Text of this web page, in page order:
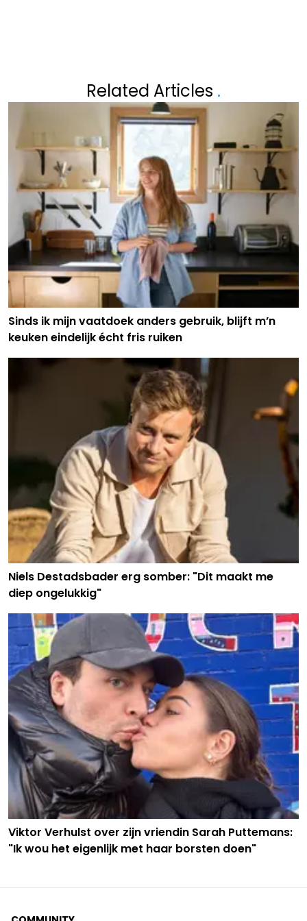
Related Articles .
Sinds ik mijn vaatdoek anders gebruik, blijft m’n
keuken eindelijk écht fris ruiken
Niels Destadsbader erg somber: "Dit maakt me
diep ongelukkig"
Viktor Verhulst over zijn vriendin Sarah Puttemans:
"Ik wou het eigenlijk met haar borsten doen"